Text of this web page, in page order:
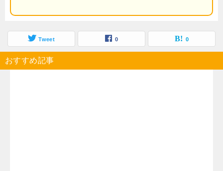
Tweet 0 0
おすすめ記事